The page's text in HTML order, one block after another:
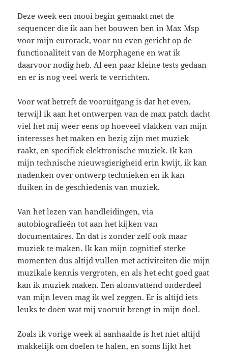
Deze week een mooi begin gemaakt met de
sequencer die ik aan het bouwen ben in Max Msp
voor mijn eurorack, voor nu even gericht op de
functionaliteit van de Morphagene en wat ik
daarvoor nodig heb. Al een paar kleine tests gedaan
en er is nog veel werk te verrichten.
Voor wat betreft de vooruitgang is dat het even,
terwijl ik aan het ontwerpen van de max patch dacht
viel het mij weer eens op hoeveel vlakken van mijn
interesses het maken en bezig zijn met muziek
raakt, en specifiek elektronische muziek. Ik kan
mijn technische nieuwsgierigheid erin kwijt, ik kan
nadenken over ontwerp technieken en ik kan
duiken in de geschiedenis van muziek.
Van het lezen van handleidingen, via
autobiografieën tot aan het kijken van
documentaires. En dat is zonder zelf ook maar
muziek te maken. Ik kan mijn cognitief sterke
momenten dus altijd vullen met activiteiten die mijn
muzikale kennis vergroten, en als het echt goed gaat
kan ik muziek maken. Een alomvattend onderdeel
van mijn leven mag ik wel zeggen. Er is altijd iets
leuks te doen wat mij vooruit brengt in mijn doel.
Zoals ik vorige week al aanhaalde is het niet altijd
makkelijk om doelen te halen, en soms lijkt het